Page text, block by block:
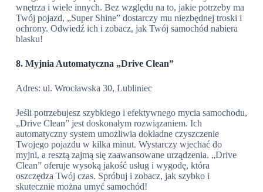
wnętrza i wiele innych. Bez względu na to, jakie potrzeby ma
Twój pojazd, „Super Shine” dostarczy mu niezbędnej troski i
ochrony. Odwiedź ich i zobacz, jak Twój samochód nabiera
blasku!
8. Myjnia Automatyczna „Drive Clean”
Adres: ul. Wrocławska 30, Lubliniec
Jeśli potrzebujesz szybkiego i efektywnego mycia samochodu,
„Drive Clean” jest doskonałym rozwiązaniem. Ich
automatyczny system umożliwia dokładne czyszczenie
Twojego pojazdu w kilka minut. Wystarczy wjechać do
myjni, a resztą zajmą się zaawansowane urządzenia. „Drive
Clean” oferuje wysoką jakość usług i wygodę, która
oszczędza Twój czas. Spróbuj i zobacz, jak szybko i
skutecznie można umyć samochód!